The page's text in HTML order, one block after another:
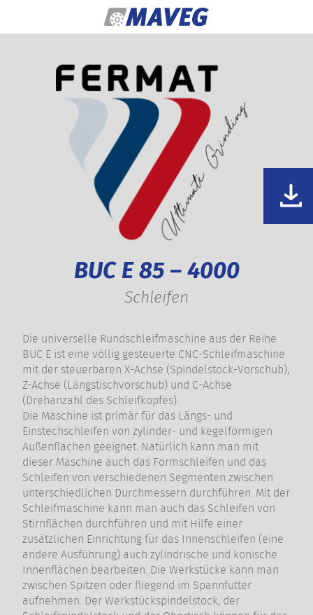
BUC E 85 – 4000
Schleifen
Die universelle Rundschleifmaschine aus der Reihe
BUC E ist eine völlig gesteuerte CNC-Schleifmaschine
mit der steuerbaren X-Achse (Spindelstock-Vorschub),
Z-Achse (Längstischvorschub) und C-Achse
(Drehanzahl des Schleifkopfes).
Die Maschine ist primär für das Längs- und
Einstechschleifen von zylinder- und kegelförmigen
Außenflächen geeignet. Natürlich kann man mit
dieser Maschine auch das Formschleifen und das
Schleifen von verschiedenen Segmenten zwischen
unterschiedlichen Durchmessern durchführen. Mit der
Schleifmaschine kann man auch das Schleifen von
Stirnflächen durchführen und mit Hilfe einer
zusätzlichen Einrichtung für das Innenschleifen (eine
andere Ausführung) auch zylindrische und konische
Innenflächen bearbeiten. Die Werkstücke kann man
zwischen Spitzen oder fliegend im Spannfutter
aufnehmen. Der Werkstückspindelstock, der